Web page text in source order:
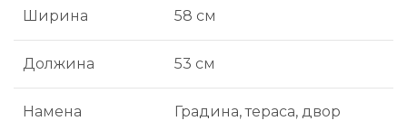
Ширина 58 см
Должина 53 см
Намена Градина, тераса, двор